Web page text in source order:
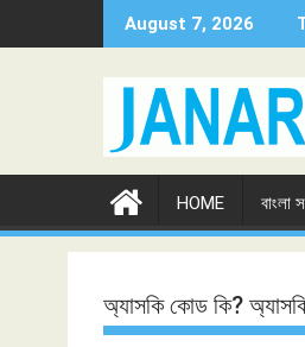
to
August 7, 2026
HOME
অ্যাসকি কোড কি?